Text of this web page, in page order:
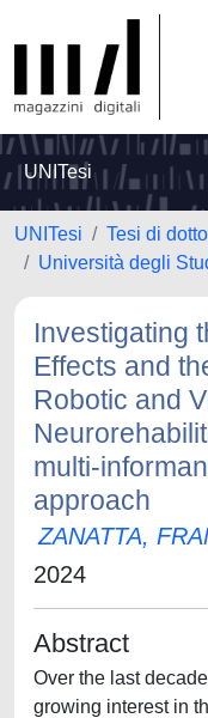
UNITesi
UNITesi
Tesi di
Università degli
Investigating
Effects and
Robotic and
multi-
approach
ZANATTA,
2024
Abstract
Over the last
growing interest in